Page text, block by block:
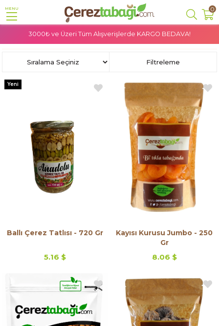
MENU 0
3000₺ ve Üzeri Tüm Alışverişlerde KARGO BEDAVA!
Filtreleme
Sıralama
Ballı Çerez Tatlısı - 720 Gr
5.16 $
Yeni
Kayısı Kurusu Jumbo - 250
Gr
8.06 $